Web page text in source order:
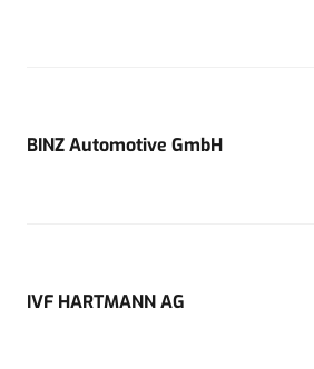
BINZ Automotive GmbH
IVF HARTMANN AG